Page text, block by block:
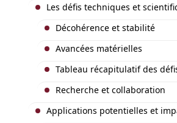
Les défis techniques et
Décohérence et stabilité
Avancées matérielles
Tableau récapitulatif des
Recherche et collaboration
Applications potentielles et